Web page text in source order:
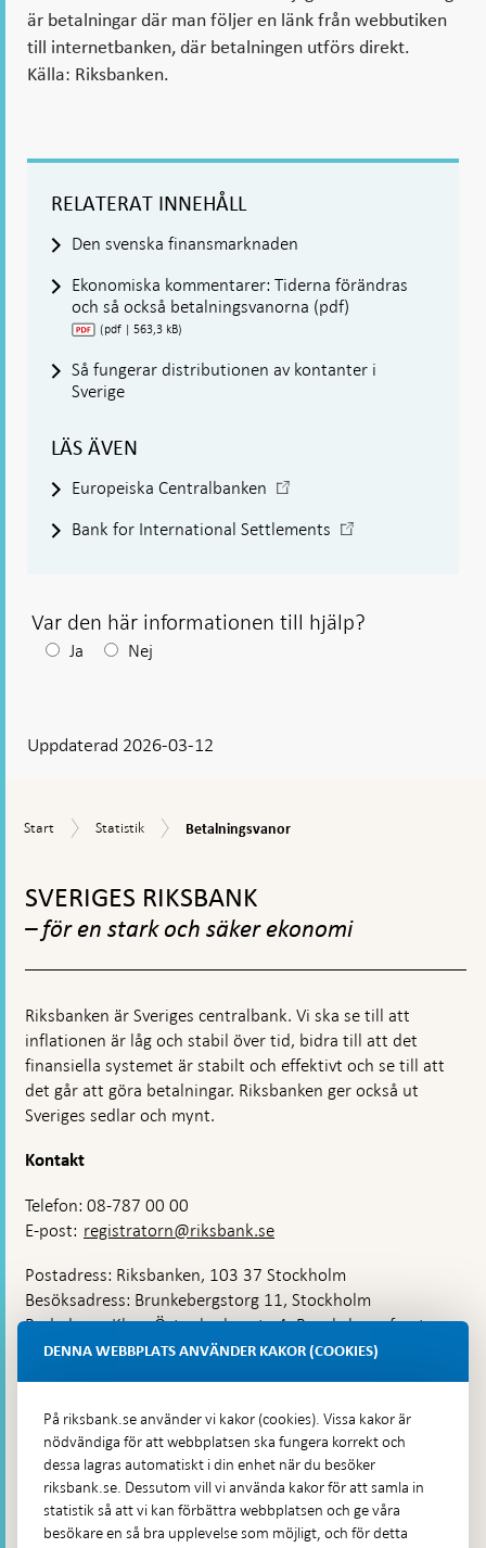
är betalningar där man följer en länk från webbutiken
till internetbanken, där betalningen utförs direkt.
Källa: Riksbanken.
RELATERAT INNEHÅLL
Den svenska finansmarknaden
Ekonomiska kommentarer: Tiderna förändras
och så också betalningsvanorna (pdf)
(pdf | 563,3 kB)
Så fungerar distributionen av kontanter i
Sverige
LÄS ÄVEN
Europeiska Centralbanken
i
Bank for International Settlements
flik
Var den här informationen till hjälp?
Efter
visas
Ja Nej
Uppdaterad 2026-03-12
Start
Start Statistik
Statistik Betalningsvanor
Betalningsvanor
toppnavigation
SVERIGES RIKSBANK
– för en stark och säker ekonomi
Riksbanken är Sveriges centralbank. Vi ska se till att
inflationen är låg och stabil över tid, bidra till att det
finansiella systemet är stabilt och effektivt och se till att
det går att göra betalningar. Riksbanken ger också ut
Sveriges sedlar och mynt.
Kontakt
Telefon: 08-787 00 00
E-post: registratorn@riksbank.se
Postadress: Riksbanken, 103 37 Stockholm
Besöksadress: Brunkebergstorg 11, Stockholm
Budadress: Klara Östra kyrkogata 4, Brunkebergsfaret,
Lastplats 6
Hitta direkt
Frågor och svar-
Öppnas
Till Riksbankens webbarkiv-
DENNA WEBBPLATS ANVÄNDER KAKOR (COOKIES)
På riksbank.se använder vi kakor (cookies). Vissa kakor är
nödvändiga för att webbplatsen ska fungera korrekt och
dessa lagras automatiskt i din enhet när du besöker
riksbank.se. Dessutom vill vi använda kakor för att samla in
statistik så att vi kan förbättra webbplatsen och ge våra
besökare en så bra upplevelse som möjligt, och för detta